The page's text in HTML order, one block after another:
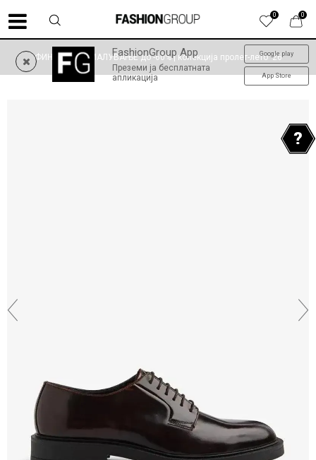
0
0
FashionGroup App
Преземи ја бесплатната
апликација
Google play
App Store
ФИНАЛНО НАМАЛУВАЊЕ до -60% | колекција пролет-лето '26